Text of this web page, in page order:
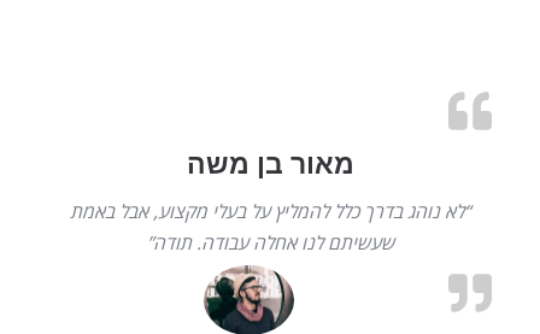
מאור בן משה
“לא נוהג בדרך כלל להמליץ על בעלי מקצוע, אבל באמת
שעשיתם לנו אחלה עבודה. תודה”